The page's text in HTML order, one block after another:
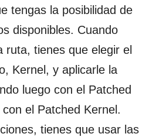
tengas la posibilidad de
disponibles. Cuando
ruta, tienes que elegir el
Kernel, y aplicarle la
luego con el Patched
el Patched Kernel.
tienes que usar las